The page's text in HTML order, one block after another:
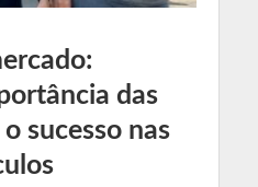
das
sucesso nas